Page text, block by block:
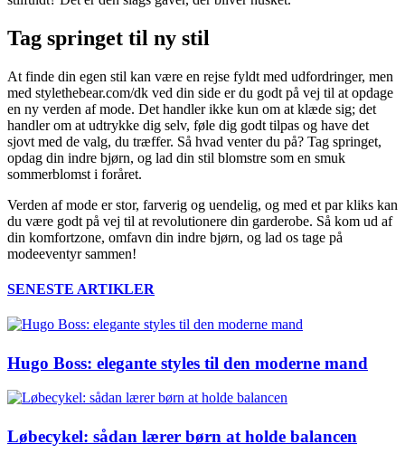
Tag springet til ny stil
At finde din egen stil kan være en rejse fyldt med udfordringer, men
med stylethebear.com/dk ved din side er du godt på vej til at opdage
en ny verden af mode. Det handler ikke kun om at klæde sig; det
handler om at udtrykke dig selv, føle dig godt tilpas og have det
sjovt med de valg, du træffer. Så hvad venter du på? Tag springet,
opdag din indre bjørn, og lad din stil blomstre som en smuk
sommerblomst i foråret.
Verden af mode er stor, farverig og uendelig, og med et par kliks kan
du være godt på vej til at revolutionere din garderobe. Så kom ud af
din komfortzone, omfavn din indre bjørn, og lad os tage på
modeeventyr sammen!
SENESTE ARTIKLER
Hugo Boss: elegante styles til den moderne mand
Løbecykel: sådan lærer børn at holde balancen